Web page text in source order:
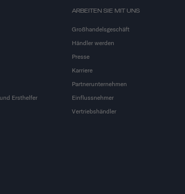
Ersthelfer
ARBEITEN SIE MIT UNS
Großhandelsgeschäft
Händler werden
Presse
Karriere
Partnerunternehmen
Einflussnehmer
Vertriebshändler